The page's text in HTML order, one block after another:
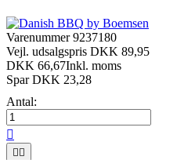
Varenummer9237180
Vejl. udsalgspris DKK 89,95
DKK 66,67Inkl. moms
Spar DKK 23,28
Antal:

 